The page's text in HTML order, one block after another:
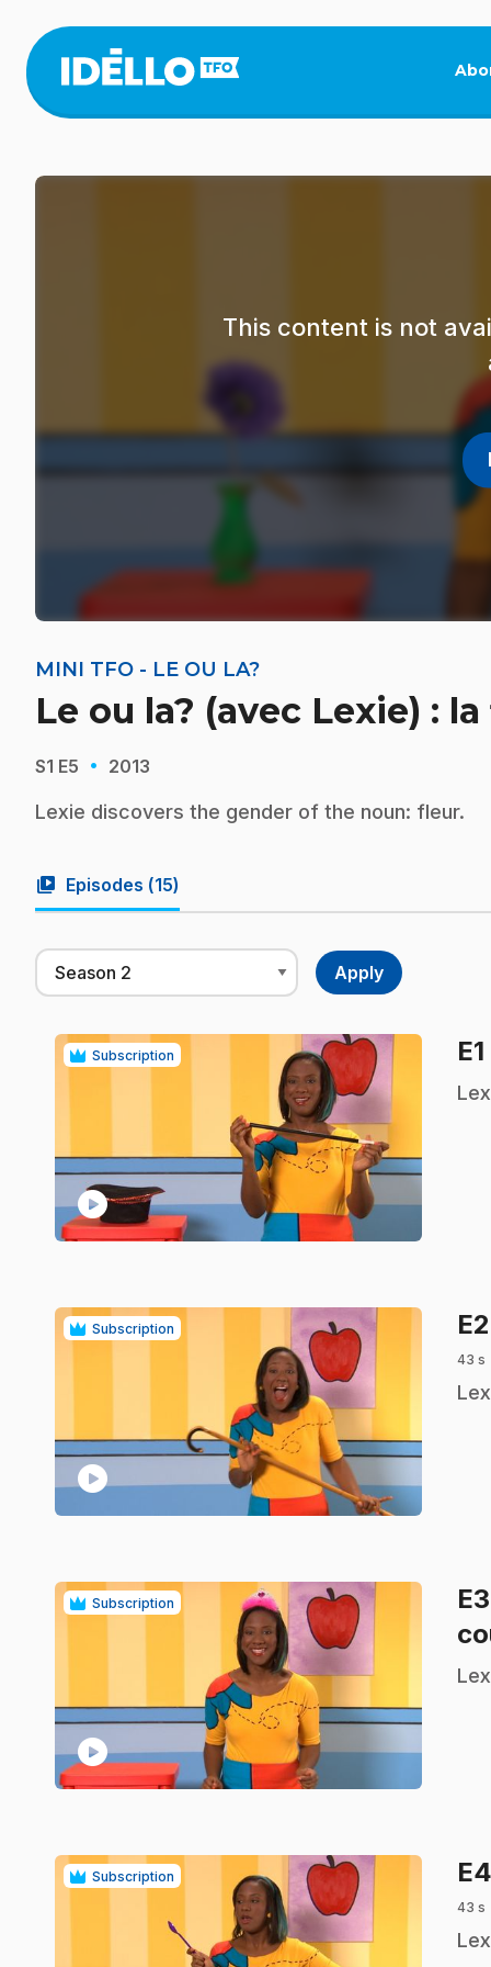
main
content
This content is not
MINI TFO - LE OU LA?
Le ou la? (avec Lexie) :
S1 E5 · 2013
Lexie discovers the gender of the noun: fleur.
video_library Episodes (15)
Subscription
play_circle
E1
.
Subscription
play_circle
E2
43 s
.
Subscription
play_circle
E3
.
Subscription E4
43 s
.